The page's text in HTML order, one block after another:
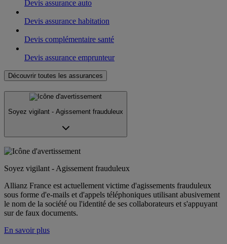
Devis assurance auto
Devis assurance habitation
Devis complémentaire santé
Devis assurance emprunteur
Découvrir toutes les assurances
Soyez vigilant - Agissement frauduleux
Soyez vigilant - Agissement frauduleux
Allianz France est actuellement victime d'agissements frauduleux
sous forme d'e-mails et d'appels téléphoniques utilisant abusivement
le nom de la société ou l'identité de ses collaborateurs et s'appuyant
sur de faux documents.
En savoir plus